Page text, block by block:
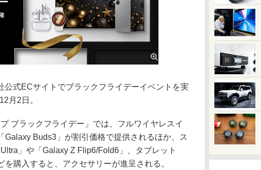
式ECサイトでブラックフライデーイベントを実
月2日。
ブラックフライデー」では、フルワイヤレスイ
Galaxy Buds3」が割引価格で提供されるほか、ス
」や「Galaxy Z Flip6/Fold6」、タブレット
購入すると、アクセサリーが進呈される。